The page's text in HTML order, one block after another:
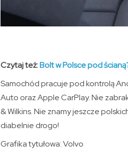
Czytaj też:Bolt w Polsce pod
Samochód pracuje pod kontrolą
Auto oraz Apple CarPlay. Nie
& Wilkins. Nie znamy jeszcze
diabelnie drogo!
Grafika tytułowa: Volvo